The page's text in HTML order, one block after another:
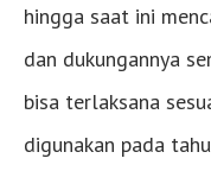
hingga saat ini
dan dukungannya
bisa terlaksana
digunakan pada